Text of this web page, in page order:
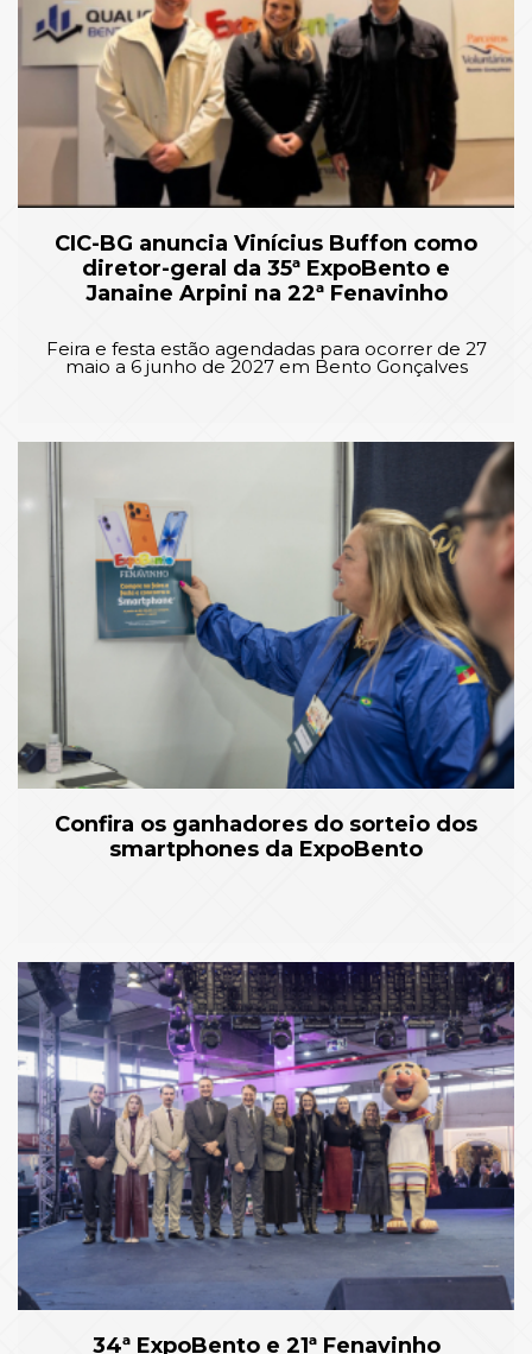
CIC-BG anuncia Vinícius Buffon como
diretor-geral da 35ª ExpoBento e
Janaine Arpini na 22ª Fenavinho
Feira e festa estão agendadas para ocorrer de 27
maio a 6 junho de 2027 em Bento Gonçalves
Confira os ganhadores do sorteio dos
smartphones da ExpoBento
34ª ExpoBento e 21ª Fenavinho